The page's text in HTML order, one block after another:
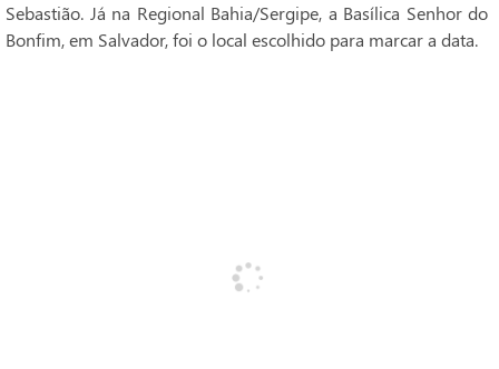
Sebastião. Já na Regional Bahia/Sergipe, a Basílica Senhor do
Bonfim, em Salvador, foi o local escolhido para marcar a data.